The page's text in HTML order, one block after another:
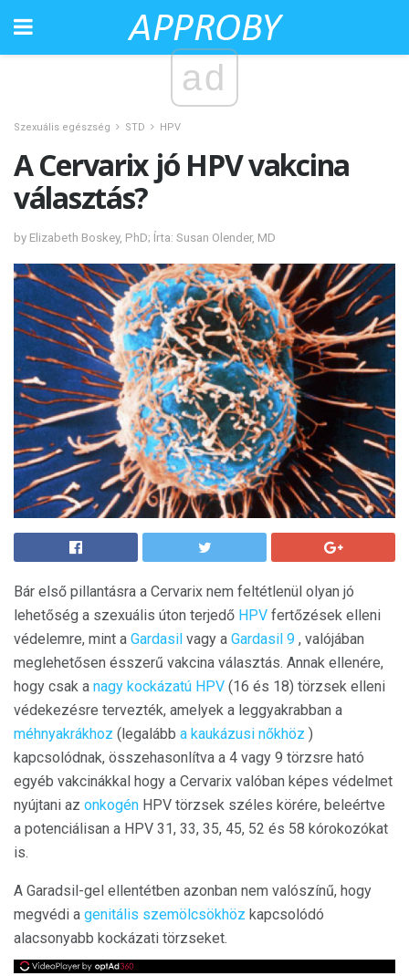
ad
Szexuális egészség STD HPV
A Cervarix jó HPV vakcina
választás?
by Elizabeth Boskey, PhD; Írta: Susan Olender, MD
Bár első pillantásra a Cervarix nem feltétlenül olyan jó
lehetőség a szexuális úton terjedő HPV fertőzések elleni
védelemre, mint a Gardasil vagy a Gardasil 9 , valójában
meglehetősen ésszerű vakcina választás. Annak ellenére,
hogy csak a nagy kockázatú HPV (16 és 18) törzsek elleni
védekezésre tervezték, amelyek a leggyakrabban a
méhnyakrákhoz (legalább a kaukázusi nőkhöz )
kapcsolódnak, összehasonlítva a 4 vagy 9 törzsre ható
egyéb vakcinákkal hogy a Cervarix valóban képes védelmet
nyújtani az onkogén HPV törzsek széles körére, beleértve
a potenciálisan a HPV 31, 33, 35, 45, 52 és 58 kórokozókat
is.
A Garadsil-gel ellentétben azonban nem valószínű, hogy
megvédi a genitális szemölcsökhöz kapcsolódó
alacsonyabb kockázati törzseket.